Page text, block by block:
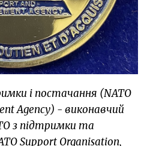
і постачання (NATO
Agency) - виконавчий
з підтримки та
Support Organisation,